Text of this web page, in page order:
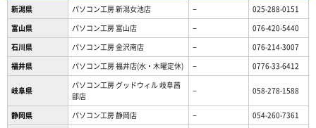
新潟県
パソコン工房 新潟女池店 −
025-288-0151
富山県
パソコン工房 富山店 −
076-420-5440
石川県
パソコン工房 金沢南店 −
076-214-3007
福井県
パソコン工房 福井店(水・木曜定休) − 0776-33-6412
岐阜県
パソコン工房 グッドウィル 岐阜茜
部店
− 058-278-1588
静岡県 パソコン工房 静岡店 −
054-260-7361